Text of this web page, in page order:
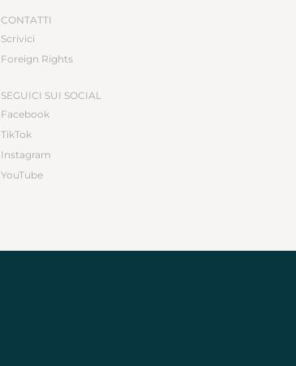
CONTATTI
Scrivici
Foreign Rights
SEGUICI SUI SOCIAL
Facebook
TikTok
Instagram
YouTube